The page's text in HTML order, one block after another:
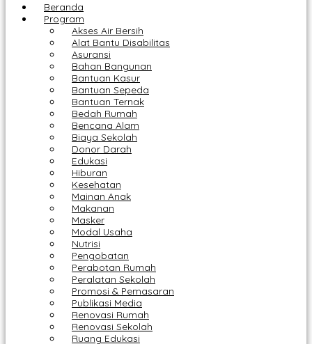
Beranda
Program
Akses Air Bersih
Alat Bantu Disabilitas
Asuransi
Bahan Bangunan
Bantuan Kasur
Bantuan Sepeda
Bantuan Ternak
Bedah Rumah
Bencana Alam
Biaya Sekolah
Donor Darah
Edukasi
Hiburan
Kesehatan
Mainan Anak
Makanan
Masker
Modal Usaha
Nutrisi
Pengobatan
Perabotan Rumah
Peralatan Sekolah
Promosi & Pemasaran
Publikasi Media
Renovasi Rumah
Renovasi Sekolah
Ruang Edukasi